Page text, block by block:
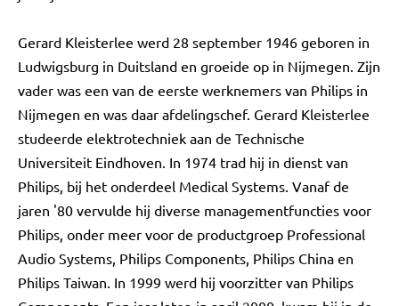
Gerard Kleisterlee werd 28 september 1946 geboren in
Ludwigsburg in Duitsland en groeide op in Nijmegen. Zijn
vader was een van de eerste werknemers van Philips in
Nijmegen en was daar afdelingschef. Gerard Kleisterlee
studeerde elektrotechniek aan de Technische
Universiteit Eindhoven. In 1974 trad hij in dienst van
Philips, bij het onderdeel Medical Systems. Vanaf de
jaren '80 vervulde hij diverse managementfuncties voor
Philips, onder meer voor de productgroep Professional
Audio Systems, Philips Components, Philips China en
Philips Taiwan. In 1999 werd hij voorzitter van Philips